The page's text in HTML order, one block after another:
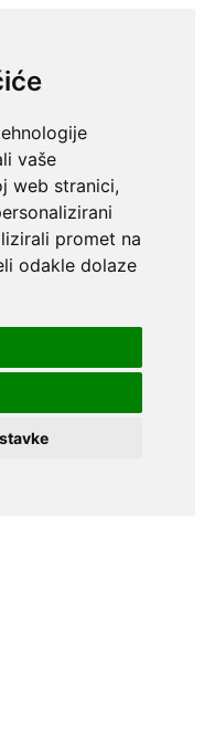
vaše
web stranici,
promet na
odakle dolaze